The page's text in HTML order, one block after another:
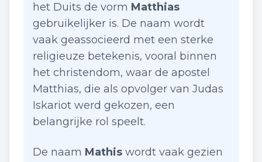
het Duits de vorm Matthias
gebruikelijker is. De naam wordt
vaak geassocieerd met een sterke
religieuze betekenis, vooral binnen
het christendom, waar de apostel
Matthias, die als opvolger van Judas
Iskariot werd gekozen, een
belangrijke rol speelt.
De naam Mathis wordt vaak gezien